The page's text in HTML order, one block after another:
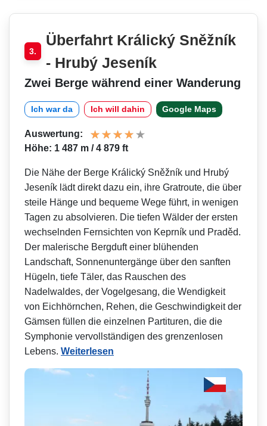
3.
Überfahrt Králický Sněžník
- Hrubý Jeseník
Zwei Berge während einer Wanderung
Ich war da Ich will dahin Google Maps
Auswertung:
Höhe: 1 487 m / 4 879 ft
Die Nähe der Berge Králický Sněžník und Hrubý
Jeseník lädt direkt dazu ein, ihre Gratroute, die über
steile Hänge und bequeme Wege führt, in wenigen
Tagen zu absolvieren. Die tiefen Wälder der ersten
wechselnden Fernsichten von Keprník und Praděd.
Der malerische Bergduft einer blühenden
Landschaft, Sonnenuntergänge über den sanften
Hügeln, tiefe Täler, das Rauschen des
Nadelwaldes, der Vogelgesang, die Wendigkeit
von Eichhörnchen, Rehen, die Geschwindigkeit der
Gämsen füllen die einzelnen Partituren, die die
Symphonie vervollständigen des grenzenlosen
Lebens. Weiterlesen